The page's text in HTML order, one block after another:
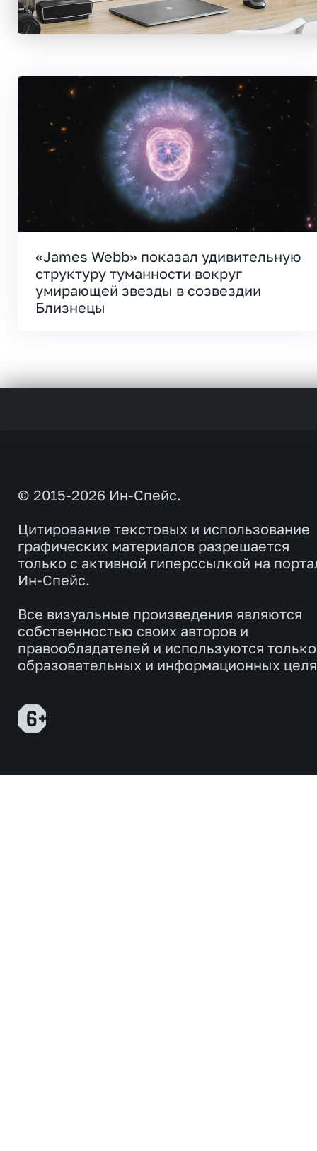
«James Webb» показал удивительную
структуру туманности вокруг
умирающей звезды в созвездии
Близнецы
© 2015-2026 Ин-Спейс.
Цитирование текстовых и использование
графических материалов разрешается
только с активной гиперссылкой на
Ин-Спейс.
Все визуальные произведения являются
собственностью своих авторов и
правообладателей и используются
образовательных и информационных